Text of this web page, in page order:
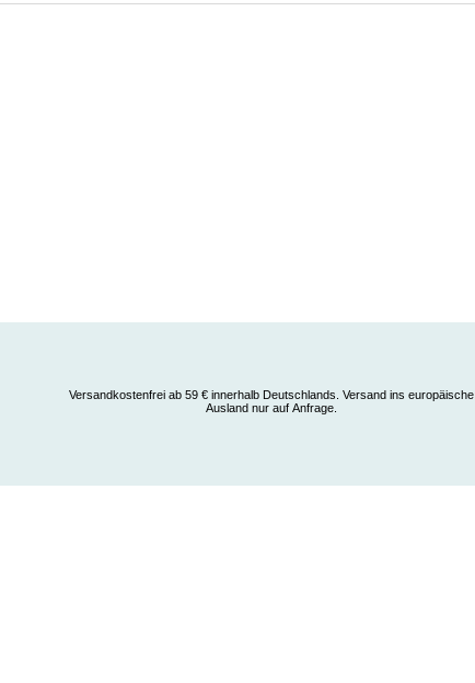
Versandkostenfrei ab 59 € innerhalb Deutschlands. Versand ins europäische
Ausland nur auf Anfrage.